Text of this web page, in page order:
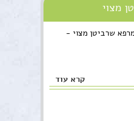
מצוי
שרביטן מצוי -
קרא עוד